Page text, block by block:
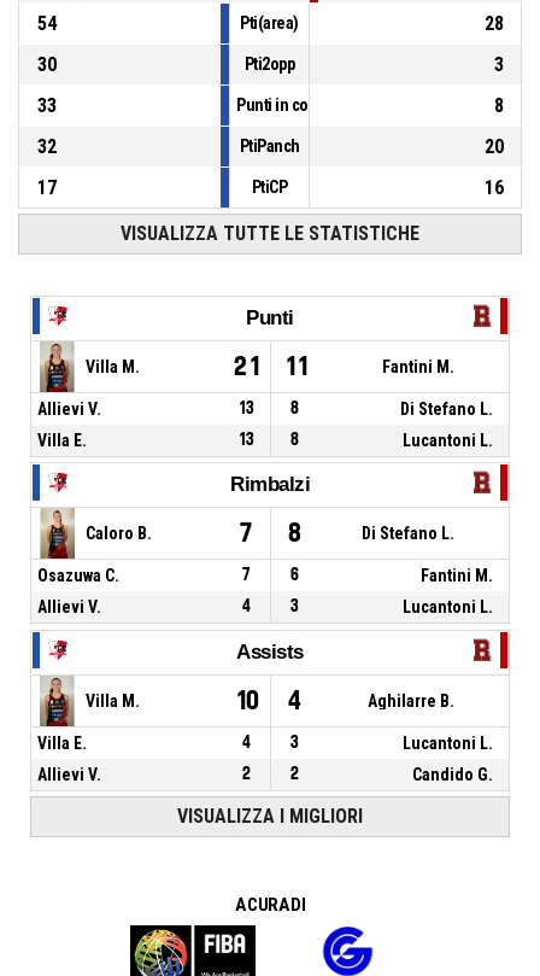
54
Pti(area)
28
30
Pti2opp
3
33
Punti in contropiede
8
32
PtiPanch
20
17
PtiCP 16
VISUALIZZA TUTTE LE STATISTICHE
Punti
Villa M. 21 11 Fantini M.
Allievi V. 13 8
Di Stefano L.
Villa E.
13 8 Lucantoni L.
Rimbalzi
Caloro B. 7 8 Di Stefano L.
Osazuwa C. 7 6
Fantini M.
Allievi V.
4 3 Lucantoni L.
Assists
Villa M. 10 4 Aghilarre B.
Villa E. 4 3
Lucantoni L.
Allievi V.
2 2 Candido G.
VISUALIZZA I MIGLIORI
A CURA DI